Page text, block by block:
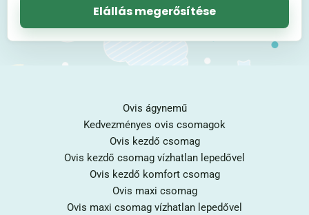
Elállás megerősítése
Ovis ágynemű
Kedvezményes ovis csomagok
Ovis kezdő csomag
Ovis kezdő csomag vízhatlan lepedővel
Ovis kezdő komfort csomag
Ovis maxi csomag
Ovis maxi csomag vízhatlan lepedővel